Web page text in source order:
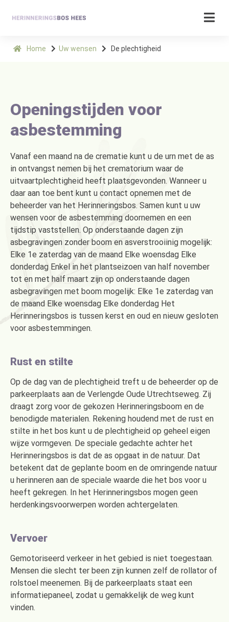
Home Uw wensen De plechtigheid
Openingstijden voor
asbestemming
Vanaf een maand na de crematie kunt u de urn met de as
in ontvangst nemen bij het crematorium waar de
uitvaartplechtigheid heeft plaatsgevonden. Wanneer u
daar aan toe bent kunt u contact opnemen met de
beheerder van het Herinneringsbos. Samen kunt u uw
wensen voor de asbestemming doornemen en een
tijdstip vaststellen. Op onderstaande dagen zijn
asbegravingen zonder boom en asverstrooiinig mogelijk:
Elke 1e zaterdag van de maand Elke woensdag Elke
donderdag Enkel in het plantseizoen van half november
tot en met half maart zijn op onderstaande dagen
asbegravingen met boom mogelijk: Elke 1e zaterdag van
de maand Elke woensdag Elke donderdag Het
Herinneringsbos is tussen kerst en oud en nieuw gesloten
voor asbestemmingen.
Rust en stilte
Op de dag van de plechtigheid treft u de beheerder op de
parkeerplaats aan de Verlengde Oude Utrechtseweg. Zij
draagt zorg voor de gekozen Herinneringsboom en de
benodigde materialen. Rekening houdend met de rust en
stilte in het bos kunt u de plechtigheid op geheel eigen
wijze vormgeven. De speciale gedachte achter het
Herinneringsbos is dat de as opgaat in de natuur. Dat
betekent dat de geplante boom en de omringende natuur
u herinneren aan de speciale waarde die het bos voor u
heeft gekregen. In het Herinneringsbos mogen geen
herdenkingsvoorwerpen worden achtergelaten.
Vervoer
Gemotoriseerd verkeer in het gebied is niet toegestaan.
Mensen die slecht ter been zijn kunnen zelf de rollator of
rolstoel meenemen. Bij de parkeerplaats staat een
informatiepaneel, zodat u gemakkelijk de weg kunt
vinden.